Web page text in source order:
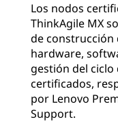
Los nodos
ThinkAgile MX
de construcción
hardware,
gestión del ciclo
certificados,
por Lenovo
Support.